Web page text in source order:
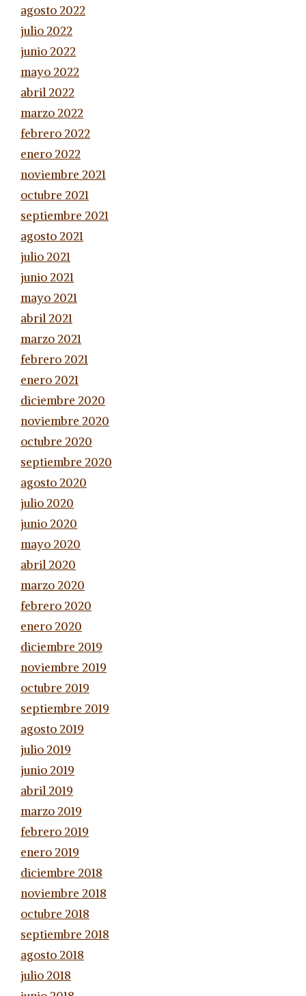
agosto 2022
julio 2022
junio 2022
mayo 2022
abril 2022
marzo 2022
febrero 2022
enero 2022
noviembre 2021
octubre 2021
septiembre 2021
agosto 2021
julio 2021
junio 2021
mayo 2021
abril 2021
marzo 2021
febrero 2021
enero 2021
diciembre 2020
noviembre 2020
octubre 2020
septiembre 2020
agosto 2020
julio 2020
junio 2020
mayo 2020
abril 2020
marzo 2020
febrero 2020
enero 2020
diciembre 2019
noviembre 2019
octubre 2019
septiembre 2019
agosto 2019
julio 2019
junio 2019
abril 2019
marzo 2019
febrero 2019
enero 2019
diciembre 2018
noviembre 2018
octubre 2018
septiembre 2018
agosto 2018
julio 2018